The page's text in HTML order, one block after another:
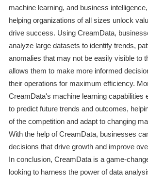
machine learning, and business
helping organizations of all sizes unlock
drive success. Using CreamData,
analyze large datasets to identify trends,
anomalies that may not be easily visible to
allows them to make more informed
their operations for maximum efficiency.
CreamData's machine learning capabilities
to predict future trends and outcomes,
of the competition and adapt to changing
With the help of CreamData, businesses
decisions that drive growth and improve
In conclusion, CreamData is a game-
looking to harness the power of data